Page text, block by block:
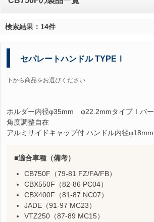
検索結果：14件
セパレートハンドル TYPEⅠ
下から商品をお選びください
ホルダー内径φ35mm φ22.2mmタイプⅠバー
角度調整自在
アルミサイドキャップ付 ハンドル内径φ18mm
適合車種（備考）
CB750F（79-81 FZ/FA/FB）
CBX550F（82-86 PC04）
CBX400F（81-87 NC07）
JADE（91-97 MC23）
VTZ250（87-89 MC15）